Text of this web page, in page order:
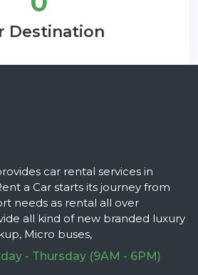
Destination
car rental services in
a Car starts its journey from
needs as rental all over
all kind of new branded luxury
Micro buses,
- Thursday (9AM - 6PM)